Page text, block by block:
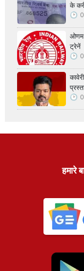
के
ओणम
ट्रेनें
हमारे